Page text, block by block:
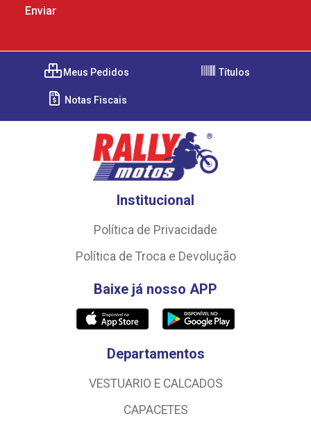
Meus Pedidos Títulos
Notas Fiscais
Institucional
Política de Privacidade
Política de Troca e Devolução
Baixe já nosso APP
Departamentos
VESTUARIO E CALCADOS
CAPACETES